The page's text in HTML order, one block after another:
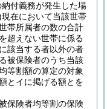
付義務が発生した場
現在において当該世帯
帯所属者の数の合計
超えない世帯に係る
に該当する者以外の者
被保険者のうち当該
等割額の算定の対象
とイに掲げる額とを
保険者均等割の保険